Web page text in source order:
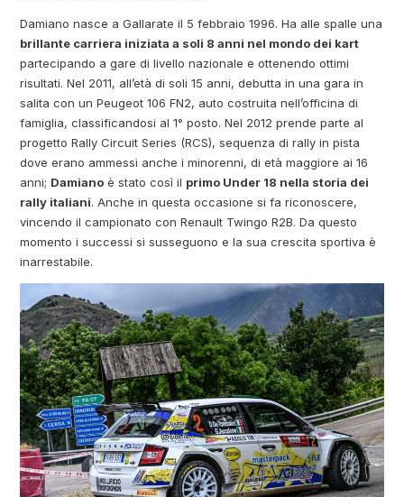
Damiano nasce a Gallarate il 5 febbraio 1996. Ha alle spalle una
brillante carriera iniziata a soli 8 anni nel mondo dei kart
partecipando a gare di livello nazionale e ottenendo ottimi
risultati. Nel 2011, all’età di soli 15 anni, debutta in una gara in
salita con un Peugeot 106 FN2, auto costruita nell’officina di
famiglia, classificandosi al 1° posto. Nel 2012 prende parte al
progetto Rally Circuit Series (RCS), sequenza di rally in pista
dove erano ammessi anche i minorenni, di età maggiore ai 16
anni; Damiano è stato così il primo Under 18 nella storia dei
rally italiani. Anche in questa occasione si fa riconoscere,
vincendo il campionato con Renault Twingo R2B. Da questo
momento i successi si susseguono e la sua crescita sportiva è
inarrestabile.